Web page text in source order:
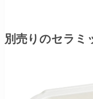
別売りのセラミ